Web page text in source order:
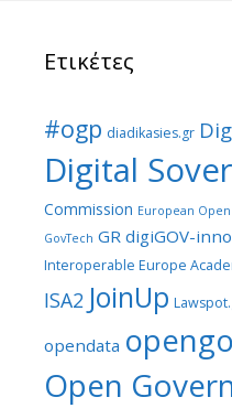
Ετικέτες
#ogp diadikasies.gr
Digital
Commission European
GovTech GR digiGOV-
Interoperable Europe
ISA2 JoinUp
opendata
Open